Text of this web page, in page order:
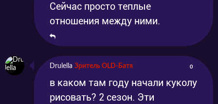
Сейчас просто теплые
отношения между ними.
Drulella Зритель OLD-Батя 0
в каком там году начали куколу
рисовать? 2 сезон. Эти